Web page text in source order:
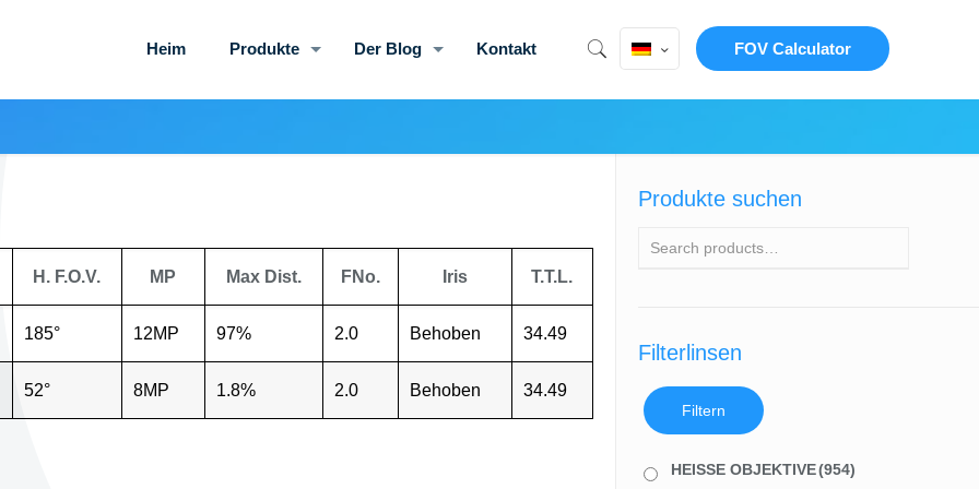
Heim Produkte Der Blog Kontakt FOV Calculator
H. F.O.V. MP Max Dist. FNo. Iris T.T.L.
185° 12MP 97% 2.0 Behoben 34.49
52° 8MP 1.8% 2.0 Behoben 34.49
Produkte suchen
Filterlinsen
Filtern
HEISSE OBJEKTIVE(954)